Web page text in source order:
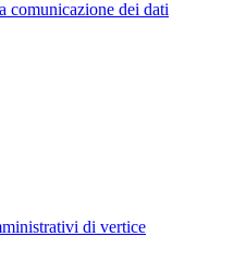
comunicazione dei dati
di vertice